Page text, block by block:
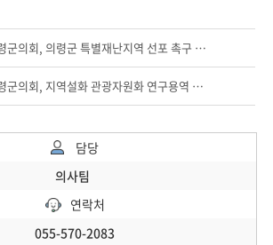
의령군의회, 의령군 특별재난지역 선포 촉구 성명서 발표
의령군의회, 지역설화 관광자원화 연구용역 중간 보고회 개최
담당
의사팀
연락처
055-570-2083